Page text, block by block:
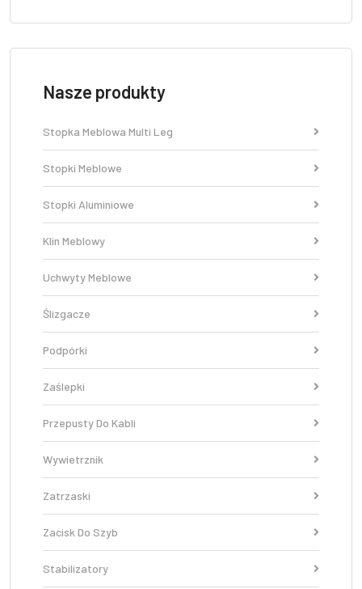
Nasze produkty
Stopka Meblowa Multi Leg
Stopki Meblowe
Stopki Aluminiowe
Klin Meblowy
Uchwyty Meblowe
Ślizgacze
Podpórki
Zaślepki
Przepusty Do Kabli
Wywietrznik
Zatrzaski
Zacisk Do Szyb
Stabilizatory